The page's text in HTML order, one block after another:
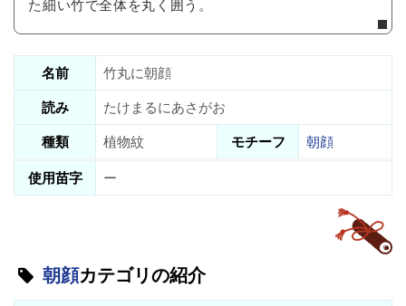
た細い竹で全体を丸く囲う。
名前
竹丸に朝顔
読み
たけまるにあさがお
種類
植物紋 モチーフ
朝顔
使用苗字
ー
朝顔カテゴリの紹介